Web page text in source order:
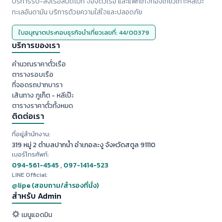
ทะเลอันดามัน บริการด้วยความใส่ใจและปลอดภัย
ใบอนุญาตประกอบธุรกิจนำเที่ยวเลขที่: 44/00379
บริการของเรา
คำนวณราคาตั๋วเรือ
ตารางรอบเรือ
ที่จอดรถปากบารา
เส้นทาง ภูเก็ต - หลีเป๊ะ
ตารางราคาตั๋วทั้งหมด
ติดต่อเรา
ที่อยู่สำนักงาน:
319 หมู่ 2 ตำบลปากน้ำ อำเภอละงู จังหวัดสตูล 91110
เบอร์โทรศัพท์:
094-561-4545,097-1414-523
LINE Official:
@lipe (สอบถาม/สำรองที่นั่ง)
สำหรับ Admin
เมนูแอดมิน